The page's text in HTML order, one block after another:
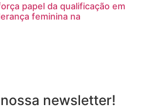
papel da qualificação em
feminina na
newsletter!